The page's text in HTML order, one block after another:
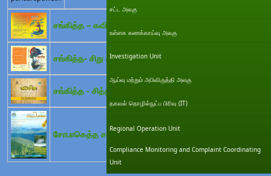
சட்ட அலகு
உள்ளக கணக்காய்வு அலகு
Investigation Unit
ஆய்வு மற்றும் அபிவிருத்தி அலகு
தகவல் தொழில்நுட்ப பிரிவு (IT)
Regional Operation Unit
Compliance Monitoring and Complaint Coordinating
Unit
சங்கித்த – கவிதை
சங்கித்த- சிறு கதை
சங்கித்த - சித்திரம்
சோபாகெத்த சஞ்சிகை